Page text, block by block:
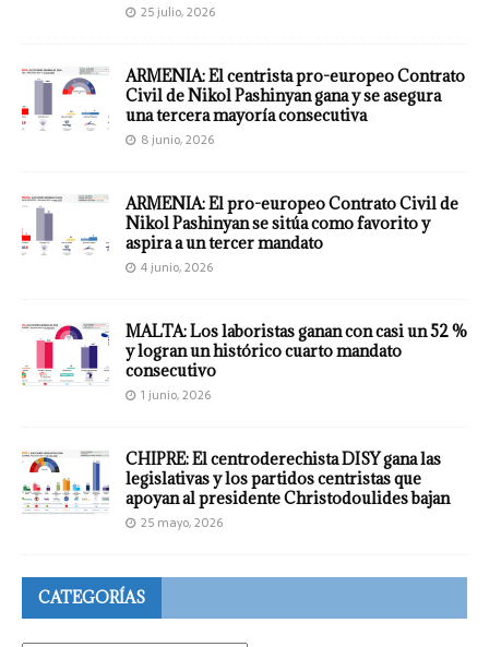
25 julio, 2026
ARMENIA: El centrista pro-europeo Contrato
Civil de Nikol Pashinyan gana y se asegura
una tercera mayoría consecutiva
8 junio, 2026
ARMENIA: El pro-europeo Contrato Civil de
Nikol Pashinyan se sitúa como favorito y
aspira a un tercer mandato
4 junio, 2026
MALTA: Los laboristas ganan con casi un 52 %
y logran un histórico cuarto mandato
consecutivo
1 junio, 2026
CHIPRE: El centroderechista DISY gana las
legislativas y los partidos centristas que
apoyan al presidente Christodoulides bajan
25 mayo, 2026
CATEGORÍAS